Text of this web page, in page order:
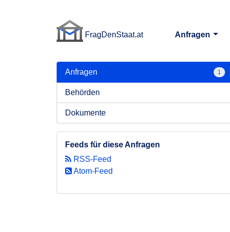
FragDenStaat.at
Anfragen
Anfragen 1
Behörden
Dokumente
Feeds für diese Anfragen
RSS-Feed
Atom-Feed